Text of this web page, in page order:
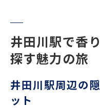
ー
香ばしい香り
井田川駅近辺
香ばしい香りと
井田川駅で香
探す魅力の旅
井田川駅周辺の
ット